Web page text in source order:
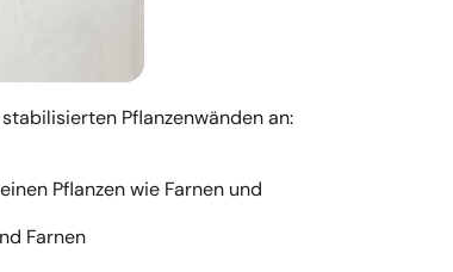
Pflanzenwänden an:
Pflanzen wie Farnen und
Farnen